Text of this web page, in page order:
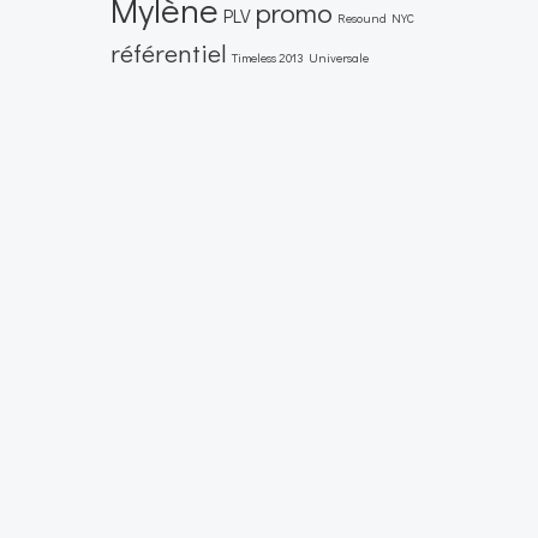
PLV promo Resound NYC
référentiel Timeless 2013 Universale